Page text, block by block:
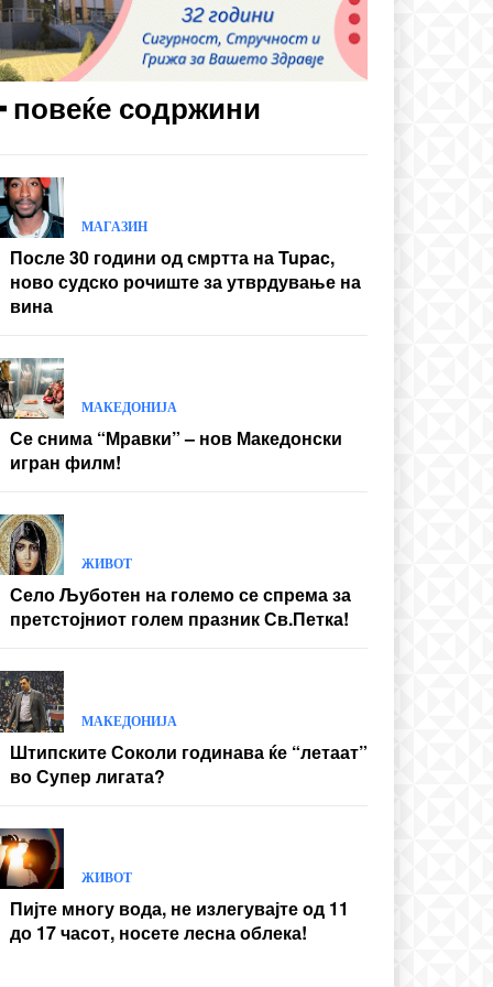
повеќе содржини
МАГАЗИН
После 30 години од смртта на Tupac,
ново судско рочиште за утврдување на
вина
МАКЕДОНИЈА
Се снима “Мравки” – нов Македонски
игран филм!
ЖИВОТ
Село Љуботен на големо се спрема за
претстојниот голем празник Св.Петка!
МАКЕДОНИЈА
Штипските Соколи годинава ќе “летаат”
во Супер лигата?
ЖИВОТ
Пијте многу вода, не излегувајте од 11
до 17 часот, носете лесна облека!